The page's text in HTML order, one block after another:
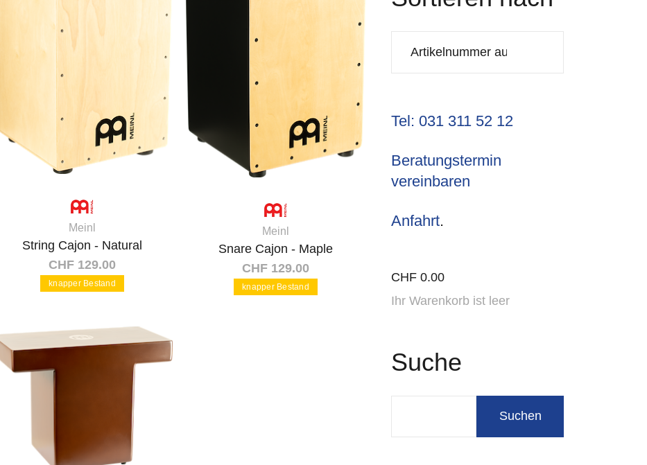
Meinl
String Cajon - Natural
CHF 129.00
knapper Bestand
In den Warenkorb
Meinl
Snare Cajon - Maple
CHF 129.00
knapper Bestand
Tel: 031 311 52 12
Beratungstermin
vereinbaren
Anfahrt.
CHF 0.00
Ihr Warenkorb ist leer
Suche